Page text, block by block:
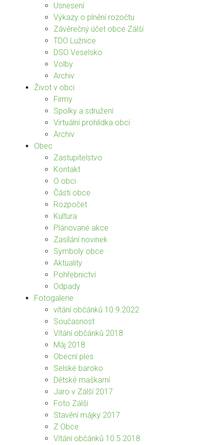
Usnesení
Výkazy o plnění rozočtu
Závěrečný účet obce Zálší
TDO Lužnice
DSO Veselsko
Volby
Archiv
Život v obci
Firmy
Spolky a sdružení
Virtuální prohlídka obcí
Archiv
Obec
Zastupitelstvo
Kontakt
O obci
Části obce
Rozpočet
Kultura
Plánované akce
Zasílání novinek
Symboly obce
Aktuality
Pohřebnictví
Odpady
Fotogalerie
vítání občánků 10.9.2022
Současnost
Vítání občánků 2018
Máj 2018
Obecní ples
Selské baroko
Dětské maškarní
Jaro v Zálší 2017
Foto Zálší
Stavění májky 2017
Z Obce
Vítání občánků 10.5.2018